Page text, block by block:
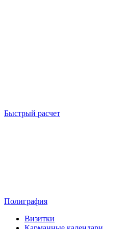
Быстрый расчет
Полиграфия
Визитки